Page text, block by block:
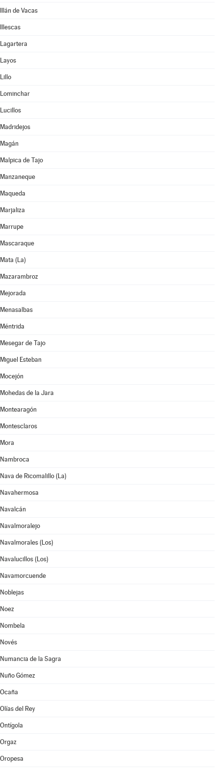
Illán de Vacas
Illescas
Lagartera
Layos
Lillo
Lominchar
Lucillos
Madridejos
Magán
Malpica de Tajo
Manzaneque
Maqueda
Marjaliza
Marrupe
Mascaraque
Mata (La)
Mazarambroz
Mejorada
Menasalbas
Méntrida
Mesegar de Tajo
Miguel Esteban
Mocejón
Mohedas de la Jara
Montearagón
Montesclaros
Mora
Nambroca
Nava de Ricomalillo (La)
Navahermosa
Navalcán
Navalmoralejo
Navalmorales (Los)
Navalucillos (Los)
Navamorcuende
Noblejas
Noez
Nombela
Novés
Numancia de la Sagra
Nuño Gómez
Ocaña
Olías del Rey
Ontígola
Orgaz
Oropesa